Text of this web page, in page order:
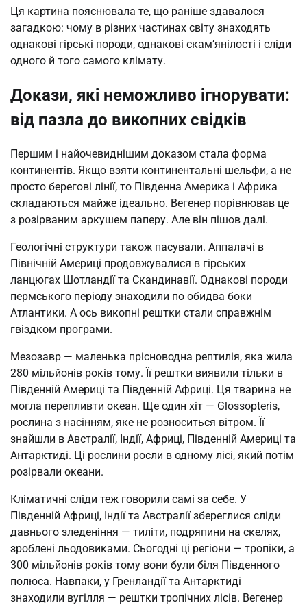
Ця картина пояснювала те, що раніше здавалося
загадкою: чому в різних частинах світу знаходять
однакові гірські породи, однакові скам’янілості і сліди
одного й того самого клімату.
Докази, які неможливо ігнорувати:
від пазла до викопних свідків
Першим і найочевиднішим доказом стала форма
континентів. Якщо взяти континентальні шельфи, а не
просто берегові лінії, то Південна Америка і Африка
складаються майже ідеально. Вегенер порівнював це
з розірваним аркушем паперу. Але він пішов далі.
Геологічні структури також пасували. Аппалачі в
Північній Америці продовжувалися в гірських
ланцюгах Шотландії та Скандинавії. Однакові породи
пермського періоду знаходили по обидва боки
Атлантики. А ось викопні рештки стали справжнім
гвіздком програми.
Мезозавр — маленька прісноводна рептилія, яка жила
280 мільйонів років тому. Її рештки виявили тільки в
Південній Америці та Південній Африці. Ця тварина не
могла перепливти океан. Ще один хіт — Glossopteris,
рослина з насінням, яке не розноситься вітром. Її
знайшли в Австралії, Індії, Африці, Південній Америці та
Антарктиді. Ці рослини росли в одному лісі, який потім
розірвали океани.
Кліматичні сліди теж говорили самі за себе. У
Південній Африці, Індії та Австралії збереглися сліди
давнього зледеніння — тиліти, подряпини на скелях,
зроблені льодовиками. Сьогодні ці регіони — тропіки, а
300 мільйонів років тому вони були біля Південного
полюса. Навпаки, у Гренландії та Антарктиді
знаходили вугілля — рештки тропічних лісів. Вегенер